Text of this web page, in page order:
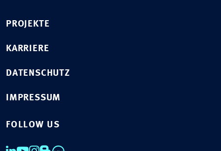
PROJEKTE
KARRIERE
DATENSCHUTZ
IMPRESSUM
FOLLOW US